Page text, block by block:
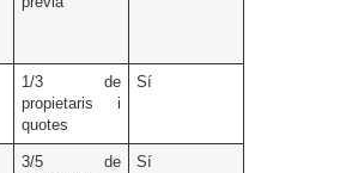
1/3 de
propietaris i
quotes
Sí
3/5 de
Sí